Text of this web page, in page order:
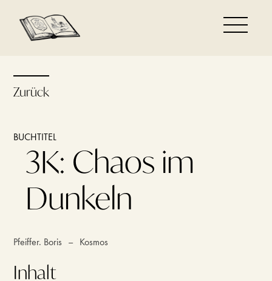
Zurück
BUCHTITEL
3K: Chaos im
Dunkeln
Pfeiffer. Boris – Kosmos
Inhalt